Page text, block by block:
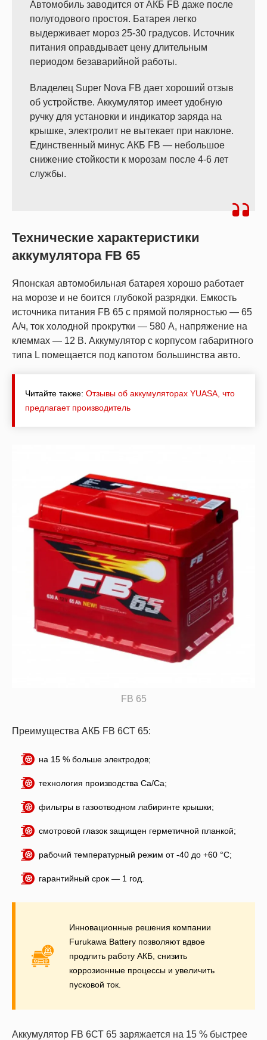
Автомобиль заводится от АКБ FB даже после
полугодового простоя. Батарея легко
выдерживает мороз 25-30 градусов. Источник
питания оправдывает цену длительным
периодом безаварийной работы.
Владелец Super Nova FB дает хороший отзыв
об устройстве. Аккумулятор имеет удобную
ручку для установки и индикатор заряда на
крышке, электролит не вытекает при наклоне.
Единственный минус АКБ FB — небольшое
снижение стойкости к морозам после 4-6 лет
службы.
Технические характеристики
аккумулятора FB 65
Японская автомобильная батарея хорошо работает
на морозе и не боится глубокой разрядки. Емкость
источника питания FB 65 с прямой полярностью — 65
А/ч, ток холодной прокрутки — 580 А, напряжение на
клеммах — 12 В. Аккумулятор с корпусом габаритного
типа L помещается под капотом большинства авто.
Читайте также: Отзывы об аккумуляторах YUASA, что
предлагает производитель
FB 65
Преимущества АКБ FB 6СТ 65:
на 15 % больше электродов;
технология производства Ca/Ca;
фильтры в газоотводном лабиринте крышки;
смотровой глазок защищен герметичной планкой;
рабочий температурный режим от -40 до +60 °C;
гарантийный срок — 1 год.
Инновационные решения компании
Furukawa Battery позволяют вдвое
продлить работу АКБ, снизить
коррозионные процессы и увеличить
пусковой ток.
Аккумулятор FB 6СТ 65 заряжается на 15 % быстрее